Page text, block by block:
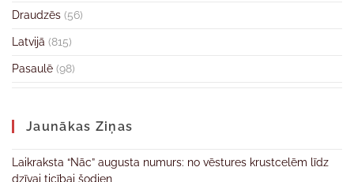
Draudzēs (56)
Latvijā (815)
Pasaulē (98)
Jaunākas Ziņas
Laikraksta “Nāc” augusta numurs: no vēstures krustcelēm līdz
dzīvai ticībai šodien